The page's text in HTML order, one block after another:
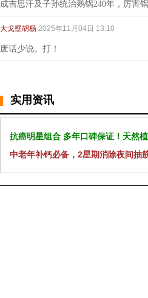
成吉思汗及子孙统治鹅锅240年，厉害
大戈壁胡杨 2025年11月04日 13:10
废话少说。打！
实用资讯
抗癌明星组合 多年口碑保证！天然
中老年补钙必备，2星期消除夜间抽